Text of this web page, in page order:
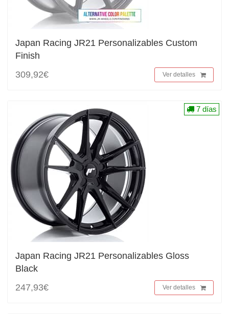
Japan Racing JR21 Personalizables Custom
Finish
309,92€
Ver detalles
Japan Racing JR21 Personalizables Gloss
Black
247,93€
Ver detalles
7 días